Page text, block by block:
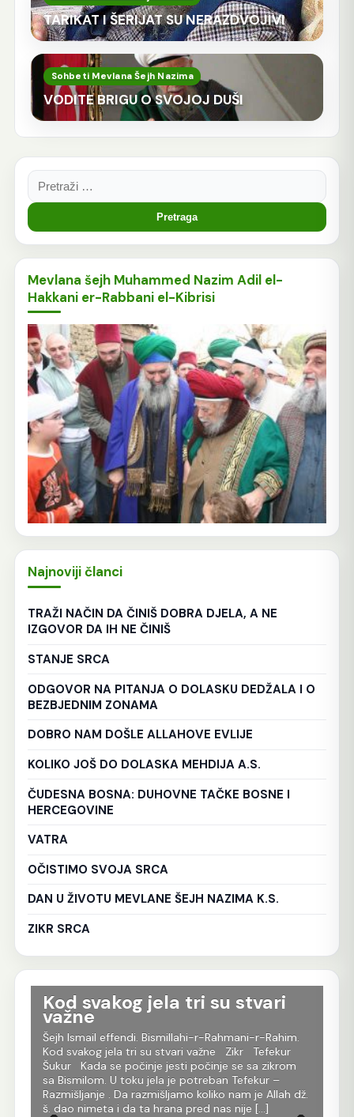
TARIKAT I ŠERIJAT SU NERAZDVOJIVI
Sohbeti Mevlana Šejh Nazima
VODITE BRIGU O SVOJOJ DUŠI
Pretraga:
Mevlana šejh Muhammed Nazim Adil el-
Hakkani er-Rabbani el-Kibrisi
Najnoviji članci
TRAŽI NAČIN DA ČINIŠ DOBRA DJELA, A NE
IZGOVOR DA IH NE ČINIŠ
STANJE SRCA
ODGOVOR NA PITANJA O DOLASKU DEDŽALA I O
BEZBJEDNIM ZONAMA
DOBRO NAM DOŠLE ALLAHOVE EVLIJE
KOLIKO JOŠ DO DOLASKA MEHDIJA A.S.
ČUDESNA BOSNA: DUHOVNE TAČKE BOSNE I
HERCEGOVINE
VATRA
OČISTIMO SVOJA SRCA
DAN U ŽIVOTU MEVLANE ŠEJH NAZIMA K.S.
ZIKR SRCA
Kod svakog jela tri su stvari
važne
Šejh Ismail effendi. Bismillahi-r-Rahmani-r-Rahim.
Kod svakog jela tri su stvari važne Zikr Tefekur
Šukur Kada se počinje jesti počinje se sa zikrom
sa Bismilom. U toku jela je potreban Tefekur –
Razmišljanje . Da razmišljamo koliko nam je Allah dž.
š. dao nimeta i da ta hrana pred nas nije […]